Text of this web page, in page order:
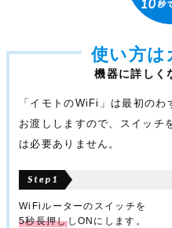
使い方は
機器に詳しく
「イモトのWiFi」は最初の
お渡ししますので、スイッチ
は必要ありません。
WiFiルーターのスイッチを
5秒長押ししONにします。